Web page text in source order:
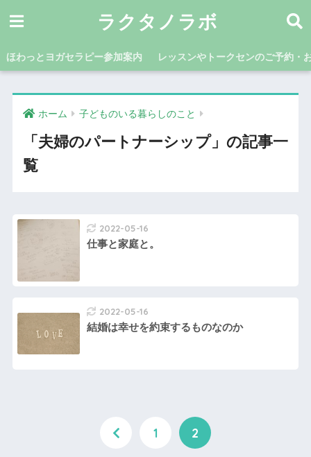
ラクタノラボ
ほわっとヨガセラピー参加案内 レッスンやトークセンのご予約・
ホーム 子どものいる暮らしのこと
「夫婦のパートナーシップ」の記事一
覧
2022-05-16
仕事と家庭と。
2022-05-16
結婚は幸せを約束するものなのか
1 2